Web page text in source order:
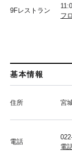
9Fレストラン
フ
基本情報
住所 宮
電話
電